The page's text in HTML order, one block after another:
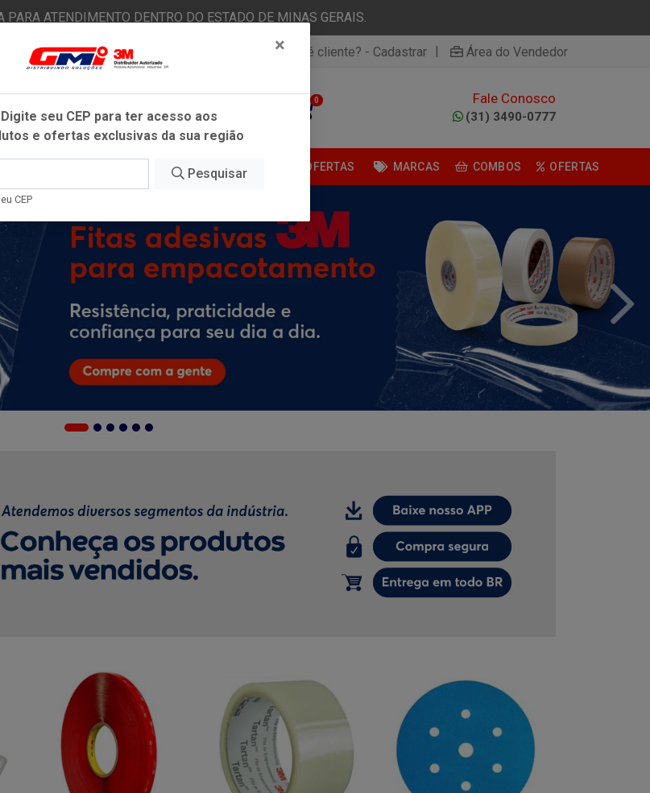
PARA ATENDIMENTO DENTRO DO ESTADO DE MINAS GERAIS.
Já é cliente? - Entrar Não é cliente? - Cadastrar | Área do Vendedor
0 Fale Conosco
(31) 3490-0777
ESTÉTICA AUTOMOTIVA OFERTAS MARCAS COMBOS OFERTAS
×
Digite seu CEP para ter acesso aos
e ofertas exclusivas da sua região
Pesquisar
CEP